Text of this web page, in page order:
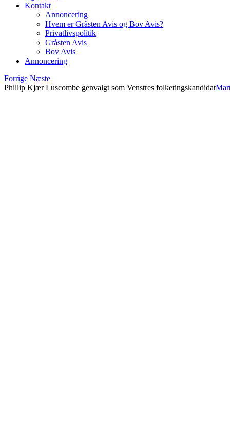
Kontakt
Annoncering
Hvem er Gråsten Avis og Bov Avis?
Privatlivspolitik
Gråsten Avis
Bov Avis
Annoncering
Forrige Næste
Phillip Kjær Luscombe genvalgt som Venstres folketingskandidat